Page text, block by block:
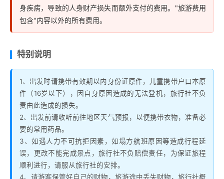
身疾病，导致的人身财产损失而额外支付的费用。"旅游费用
包含"内容以外的所有费用。
特别说明
1、出发时请携带有效期以内身份证原件，儿童携带户口本原
件（16岁以下），因自身原因造成的无法登机，旅行社不负
责由此造成的损失。
2、出发前请收听前往地区天气预报，以便携带衣物，准备必
要的常用药品。
3、如遇人力不可抗拒因素，如塌方航班原因等造成行程延
误，更改不能完成景点，旅行社不负赔偿责任，为保证旅程
顺利进行，请服从旅行社的安排。
4、请游客保管好自己的财物，旅游途中丢失财物，旅行社概